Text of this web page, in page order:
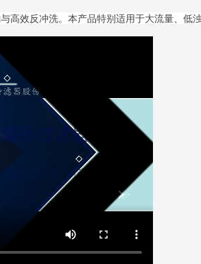
效反冲洗。本产品特别适用于大流量、低